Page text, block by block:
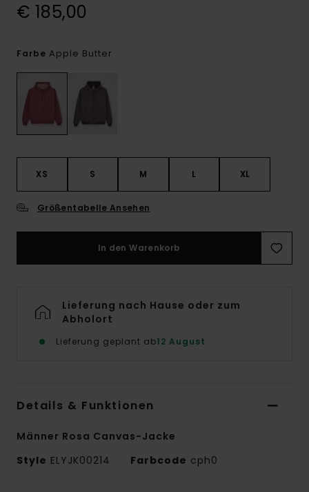
€ 185,00
Farbe Apple Butter
XS S M L XL
Größentabelle Ansehen
In den Warenkorb
Lieferung nach Hause oder zum
Abholort
Lieferung geplant ab12 August
Details & Funktionen
Männer Rosa Canvas-Jacke
Style ELYJK00214 Farbcode cph0